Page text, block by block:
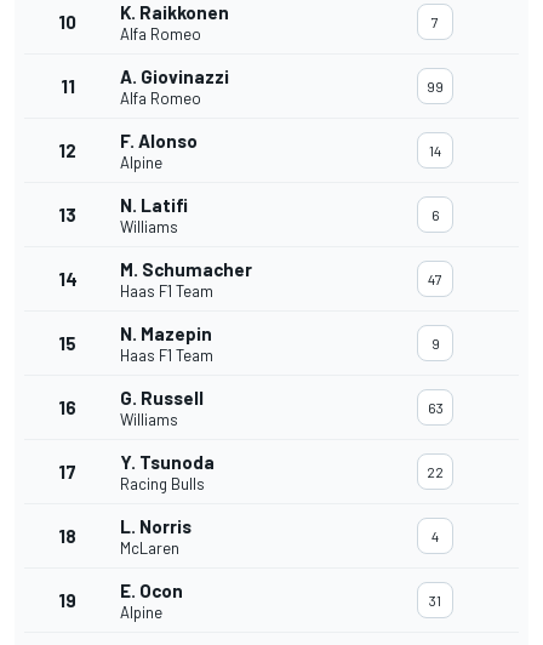
10 K. Raikkonen
Alfa Romeo
7
11 A. Giovinazzi
Alfa Romeo
99
12 F. Alonso
Alpine
14
13 N. Latifi
Williams
6
14 M. Schumacher
Haas F1 Team
47
15 N. Mazepin
Haas F1 Team
9
16 G. Russell
Williams
63
17 Y. Tsunoda
Racing Bulls
22
18 L. Norris
McLaren
4
19 E. Ocon
Alpine
31